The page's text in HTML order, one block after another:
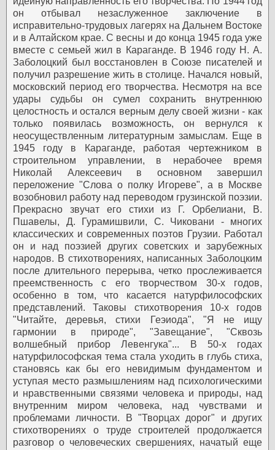
он отбывал незаслуженное заключение в
исправительно-трудовых лагерях на Дальнем Востоке
и в Алтайском крае. С весны и до конца 1945 года уже
вместе с семьей жил в Караганде. В 1946 году Н. А.
Заболоцкий был восстановлен в Союзе писателей и
получил разрешение жить в столице. Начался новый,
московский период его творчества. Несмотря на все
удары судьбы он сумел сохранить внутреннюю
целостность и остался верным делу своей жизни - как
только появилась возможность, он вернулся к
неосуществленным литературным замыслам. Еще в
1945 году в Караганде, работая чертежником в
строительном управлении, в нерабочее время
Николай Алексеевич в основном завершил
переложение "Слова о полку Игореве", а в Москве
возобновил работу над переводом грузинской поэзии.
Прекрасно звучат его стихи из Г. Орбелиани, В.
Пшавелы, Д. Гурамишвили, С. Чиковани - многих
классических и современных поэтов Грузии. Работал
он и над поэзией других советских и зарубежных
народов. В стихотворениях, написанных Заболоцким
после длительного перерыва, четко прослеживается
преемственность с его творчеством 30-х годов,
особенно в том, что касается натурфилософских
представлений. Таковы стихотворения 10-х годов
"Читайте, деревья, стихи Геэиода", "Я не ищу
гармонии в природе", "Завещание", "Сквозь
волшебный прибор Левенгука"... В 50-х годах
натурфилософская тема стала уходить в глубь стиха,
становясь как бы его невидимым фундаментом и
уступая место размышлениям над психологическими
и нравственными связями человека и природы, над
внутренним миром человека, над чувствами и
проблемами личности. В "Творцах дорог" и других
стихотворениях о труде строителей продолжается
разговор о человеческих свершениях, начатый еще